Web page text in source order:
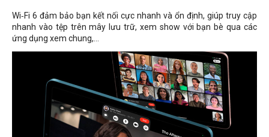
Wi‑Fi 6 đảm bảo bạn kết nối cực nhanh và ổn định, giúp truy cập
nhanh vào tệp trên mây lưu trữ, xem show với bạn bè qua các
ứng dụng xem chung,...